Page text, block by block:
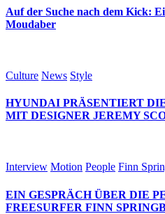
Auf der Suche nach dem Kick:
Moudaber
Culture News Style
HYUNDAI PRÄSENTIERT
MIT DESIGNER JEREMY
Interview Motion People Finn
EIN GESPRÄCH ÜBER DIE
FREESURFER FINN